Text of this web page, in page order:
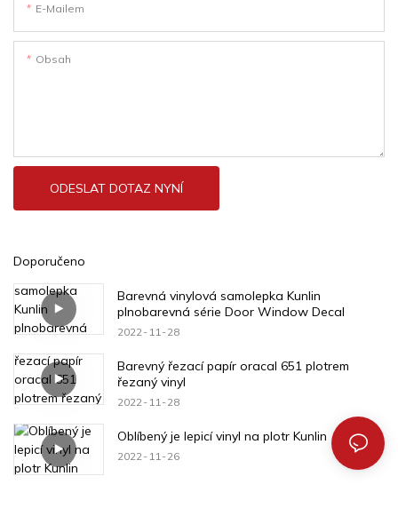
E-Mailem
Obsah
ODESLAT DOTAZ NYNÍ
Doporučeno
Barevná vinylová samolepka Kunlin
plnobarevná série Door Window Decal
2022 11 28
Barevný řezací papír oracal 651 plotrem
řezaný vinyl
2022 11 28
Oblíbený je lepicí vinyl na plotr Kunlin
2022 11 26